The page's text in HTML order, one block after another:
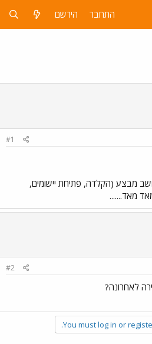
התחבר הירשם
#1
מבצע (הקלדה, פתיחת יישומים,
מאד.......
#2
לאחרונה?
You must log in or